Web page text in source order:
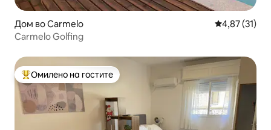
Дом во Carmelo Просечна
4,87 (31)
Carmelo Golfing
Меѓу најуспешните „Омилени на гостите“
Омилено на гостите